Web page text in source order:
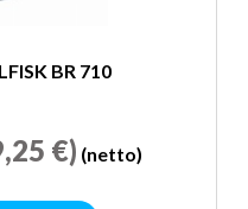
BR 710
€) (netto)